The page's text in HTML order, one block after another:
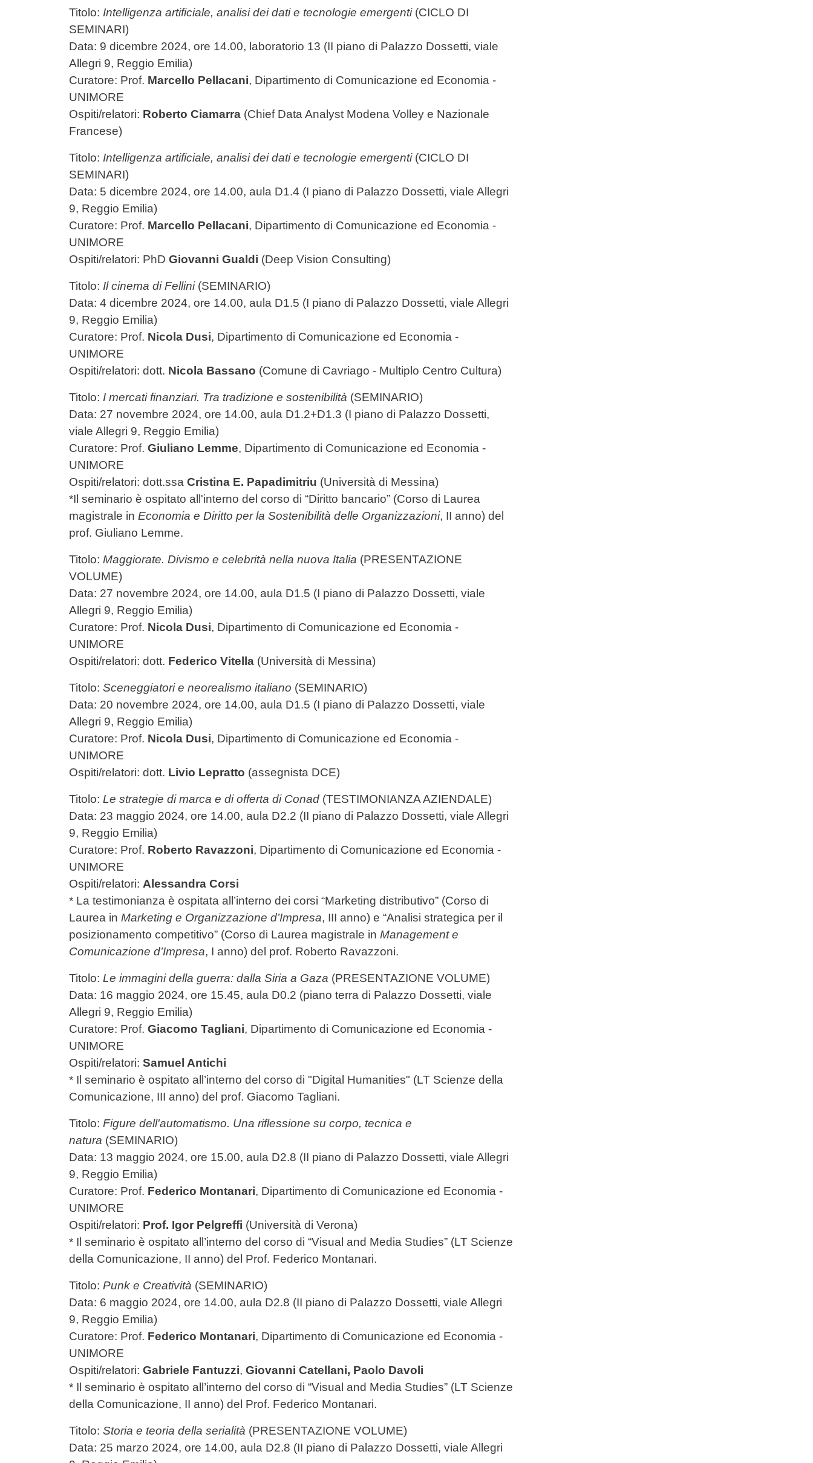
Titolo: Intelligenza artificiale, analisi dei dati e tecnologie emergenti(CICLO DI
SEMINARI)
Data: 9 dicembre 2024, ore 14.00, laboratorio 13 (II piano di Palazzo Dossetti, viale
Allegri 9, Reggio Emilia)
Curatore: Prof. Marcello Pellacani, Dipartimento di Comunicazione ed Economia -
UNIMORE
Ospiti/relatori: Roberto Ciamarra (Chief Data Analyst Modena Volley e Nazionale
Francese)
Titolo: Intelligenza artificiale, analisi dei dati e tecnologie emergenti(CICLO DI
SEMINARI)
Data: 5 dicembre 2024, ore 14.00, aula D1.4 (I piano di Palazzo Dossetti, viale Allegri
9, Reggio Emilia)
Curatore: Prof. Marcello Pellacani, Dipartimento di Comunicazione ed Economia -
UNIMORE
Ospiti/relatori: PhD Giovanni Gualdi (Deep Vision Consulting)
Titolo: Il cinema di Fellini(SEMINARIO)
Data: 4 dicembre 2024, ore 14.00, aula D1.5 (I piano di Palazzo Dossetti, viale Allegri
9, Reggio Emilia)
Curatore: Prof. Nicola Dusi, Dipartimento di Comunicazione ed Economia -
UNIMORE
Ospiti/relatori: dott. Nicola Bassano (Comune di Cavriago - Multiplo Centro Cultura)
Titolo: I mercati finanziari. Tra tradizione e sostenibilità (SEMINARIO)
Data: 27 novembre 2024, ore 14.00, aula D1.2+D1.3 (I piano di Palazzo Dossetti,
viale Allegri 9, Reggio Emilia)
Curatore: Prof. Giuliano Lemme, Dipartimento di Comunicazione ed Economia -
UNIMORE
Ospiti/relatori: dott.ssa Cristina E. Papadimitriu (Università di Messina)
*Il seminario è ospitato all'interno del corso di “Diritto bancario” (Corso di Laurea
magistrale in Economia e Diritto per la Sostenibilità delle Organizzazioni, II anno) del
prof. Giuliano Lemme.
Titolo: Maggiorate. Divismo e celebrità nella nuova Italia (PRESENTAZIONE
VOLUME)
Data: 27 novembre 2024, ore 14.00, aula D1.5 (I piano di Palazzo Dossetti, viale
Allegri 9, Reggio Emilia)
Curatore: Prof. Nicola Dusi, Dipartimento di Comunicazione ed Economia -
UNIMORE
Ospiti/relatori: dott. Federico Vitella (Università di Messina)
Titolo: Sceneggiatori e neorealismo italiano (SEMINARIO)
Data: 20 novembre 2024, ore 14.00, aula D1.5 (I piano di Palazzo Dossetti, viale
Allegri 9, Reggio Emilia)
Curatore: Prof. Nicola Dusi, Dipartimento di Comunicazione ed Economia -
UNIMORE
Ospiti/relatori: dott. Livio Lepratto (assegnista DCE)
Titolo: Le strategie di marca e di offerta di Conad (TESTIMONIANZA AZIENDALE)
Data: 23 maggio 2024, ore 14.00, aula D2.2 (II piano di Palazzo Dossetti, viale Allegri
9, Reggio Emilia)
Curatore: Prof. Roberto Ravazzoni, Dipartimento di Comunicazione ed Economia -
UNIMORE
Ospiti/relatori: Alessandra Corsi
* La testimonianza è ospitata all’interno dei corsi “Marketing distributivo” (Corso di
Laurea in Marketing e Organizzazione d’Impresa, III anno) e “Analisi strategica per il
posizionamento competitivo” (Corso di Laurea magistrale in Management e
Comunicazione d’Impresa, I anno) del prof. Roberto Ravazzoni.
Titolo: Le immagini della guerra: dalla Siria a Gaza (PRESENTAZIONE VOLUME)
Data: 16 maggio 2024, ore 15.45, aula D0.2 (piano terra di Palazzo Dossetti, viale
Allegri 9, Reggio Emilia)
Curatore: Prof. Giacomo Tagliani, Dipartimento di Comunicazione ed Economia -
UNIMORE
Ospiti/relatori: Samuel Antichi
* Il seminario è ospitato all’interno del corso di "Digital Humanities" (LT Scienze della
Comunicazione, III anno) del prof. Giacomo Tagliani.
Titolo: Figure dell'automatismo. Una riflessione su corpo, tecnica e
natura (SEMINARIO)
Data: 13 maggio 2024, ore 15.00, aula D2.8 (II piano di Palazzo Dossetti, viale Allegri
9, Reggio Emilia)
Curatore: Prof. Federico Montanari, Dipartimento di Comunicazione ed Economia -
UNIMORE
Ospiti/relatori: Prof. Igor Pelgreffi (Università di Verona)
* Il seminario è ospitato all’interno del corso di “Visual and Media Studies” (LT Scienze
della Comunicazione, II anno) del Prof. Federico Montanari.
Titolo: Punk e Creatività (SEMINARIO)
Data: 6 maggio 2024, ore 14.00, aula D2.8 (II piano di Palazzo Dossetti, viale Allegri
9, Reggio Emilia)
Curatore: Prof. Federico Montanari, Dipartimento di Comunicazione ed Economia -
UNIMORE
Ospiti/relatori: Gabriele Fantuzzi, Giovanni Catellani, Paolo Davoli
* Il seminario è ospitato all’interno del corso di “Visual and Media Studies” (LT Scienze
della Comunicazione, II anno) del Prof. Federico Montanari.
Titolo: Storia e teoria della serialità (PRESENTAZIONE VOLUME)
Data: 25 marzo 2024, ore 14.00, aula D2.8 (II piano di Palazzo Dossetti, viale Allegri